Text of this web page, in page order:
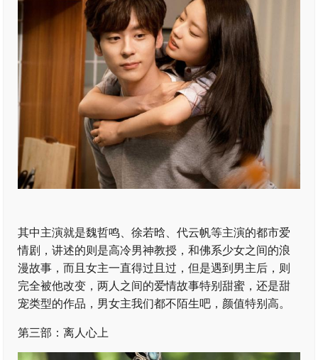
其中主演就是魏哲鸣、徐若晗、代云帆等主演的都市爱
情剧，讲述的则是高冷男神教授，和佛系少女之间的浪
漫故事，而且女主一直得过且过，但是遇到男主后，则
完全被他改变，两人之间的爱情故事特别甜蜜，还是甜
宠类型的作品，男女主我们都不陌生吧，颜值特别高。
第三部：离人心上